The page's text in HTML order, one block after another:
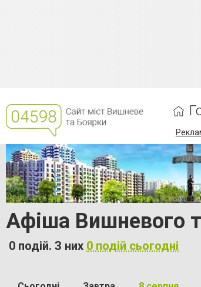
Афіша Вишневого
0 подій. З них 0 подій сьогодні